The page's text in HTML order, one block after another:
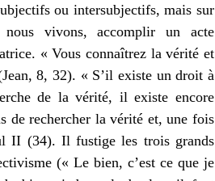
ou intersubjectifs, mais sur
vivons, accomplir un acte
« Vous connaîtrez la vérité et
8, 32). « S’il existe un droit à
de la vérité, il existe encore
de rechercher la vérité et, une fois
II (34). Il fustige les trois grands
(« Le bien, c’est ce que je